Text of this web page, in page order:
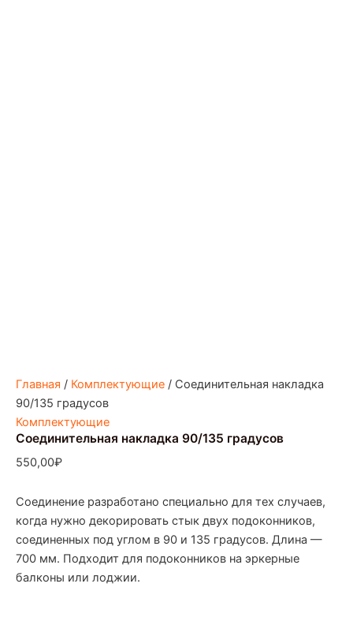
Главная / Комплектующие / Соединительная накладка
90/135 градусов
Комплектующие
Соединительная накладка 90/135 градусов
550,00₽
Соединение разработано специально для тех случаев,
когда нужно декорировать стык двух подоконников,
соединенных под углом в 90 и 135 градусов. Длина —
700 мм. Подходит для подоконников на эркерные
балконы или лоджии.